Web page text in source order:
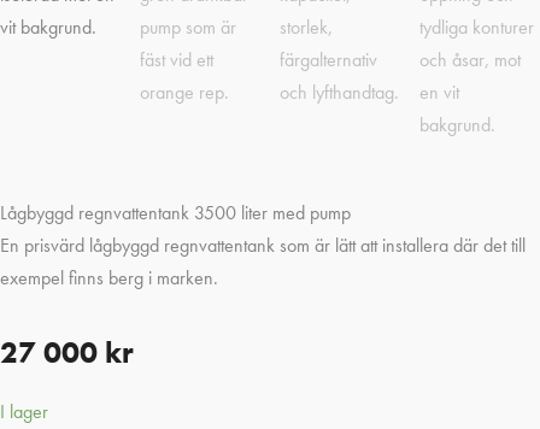
Lågbyggd regnvattentank 3500 liter med pump
En prisvärd lågbyggd regnvattentank som är lätt att installera där det till
exempel finns berg i marken.
27 000 kr
I lager